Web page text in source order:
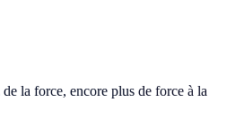
la force, encore plus de force à la